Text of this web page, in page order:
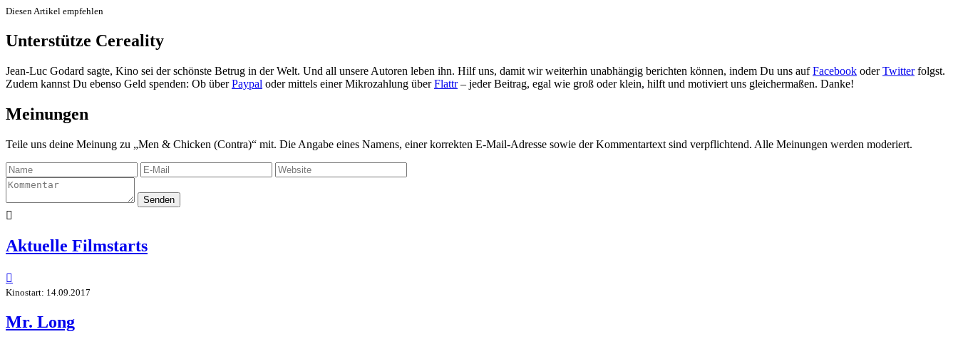
Diesen Artikel empfehlen
Unterstütze Cereality
Jean-Luc Godard sagte, Kino sei der schönste Betrug in der Welt. Und all unsere Autoren leben ihn. Hilf uns, damit wir weiterhin unabhängig berichten können, indem Du uns aufFacebook oderTwitterfolgst.
Zudem kannst Du ebenso Geld spenden: Ob überPaypal oder mittels einer Mikrozahlung überFlattr– jeder Beitrag, egal wie groß oder klein, hilft und motiviert uns gleichermaßen. Danke!
Meinungen
Teile uns deine Meinung zu „Men & Chicken (Contra)“ mit. Die Angabe eines Namens, einer korrekten E-Mail-Adresse sowie der Kommentartext sind verpflichtend. Alle Meinungen werden moderiert.
Senden

Aktuelle Filmstarts

Kinostart: 14.09.2017
Mr. Long